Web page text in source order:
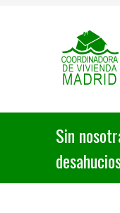
Sin